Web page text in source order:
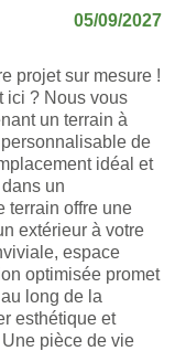
05/09/2027
projet sur mesure !
ici ? Nous vous
un terrain à
de
idéal et
un
terrain offre une
extérieur à votre
espace
optimisée promet
long de la
esthétique et
pièce de vie